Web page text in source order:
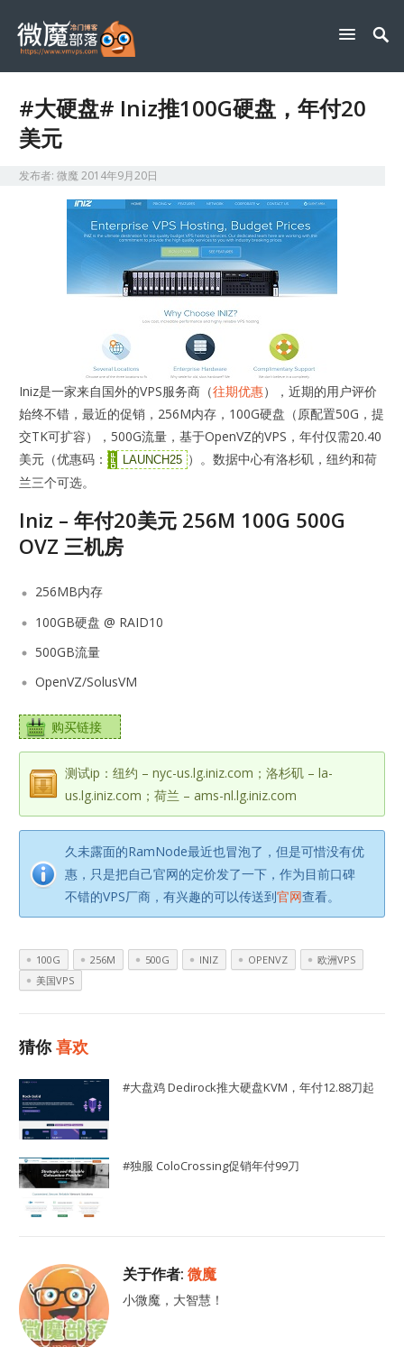
#大硬盘# Iniz推100G硬盘，年付20
美元
发布者:微魔2014年9月20日
Iniz是一家来自国外的VPS服务商（往期优惠），近期的用户评价
始终不错，最近的促销，256M内存，100G硬盘（原配置50G，提
交TK可扩容），500G流量，基于OpenVZ的VPS，年付仅需20.40
美元（优惠码：
LAUNCH25 ）。数据中心有洛杉矶，纽约和荷
兰三个可选。
Iniz – 年付20美元 256M 100G 500G
OVZ 三机房
256MB内存
100GB硬盘 @ RAID10
500GB流量
OpenVZ/SolusVM
购买链接
测试ip：纽约 – nyc-us.lg.iniz.com；洛杉矶 – la-
us.lg.iniz.com；荷兰 – ams-nl.lg.iniz.com
久未露面的RamNode最近也冒泡了，但是可惜没有优
惠，只是把自己官网的定价发了一下，作为目前口碑
不错的VPS厂商，有兴趣的可以传送到官网查看。
100G 256M 500G INIZ OPENVZ
欧洲VPS
美国VPS
猜你喜欢
#大盘鸡 Dedirock推大硬盘KVM，年付12.88刀起
#独服 ColoCrossing促销年付99刀
关于作者:微魔
小微魔，大智慧！